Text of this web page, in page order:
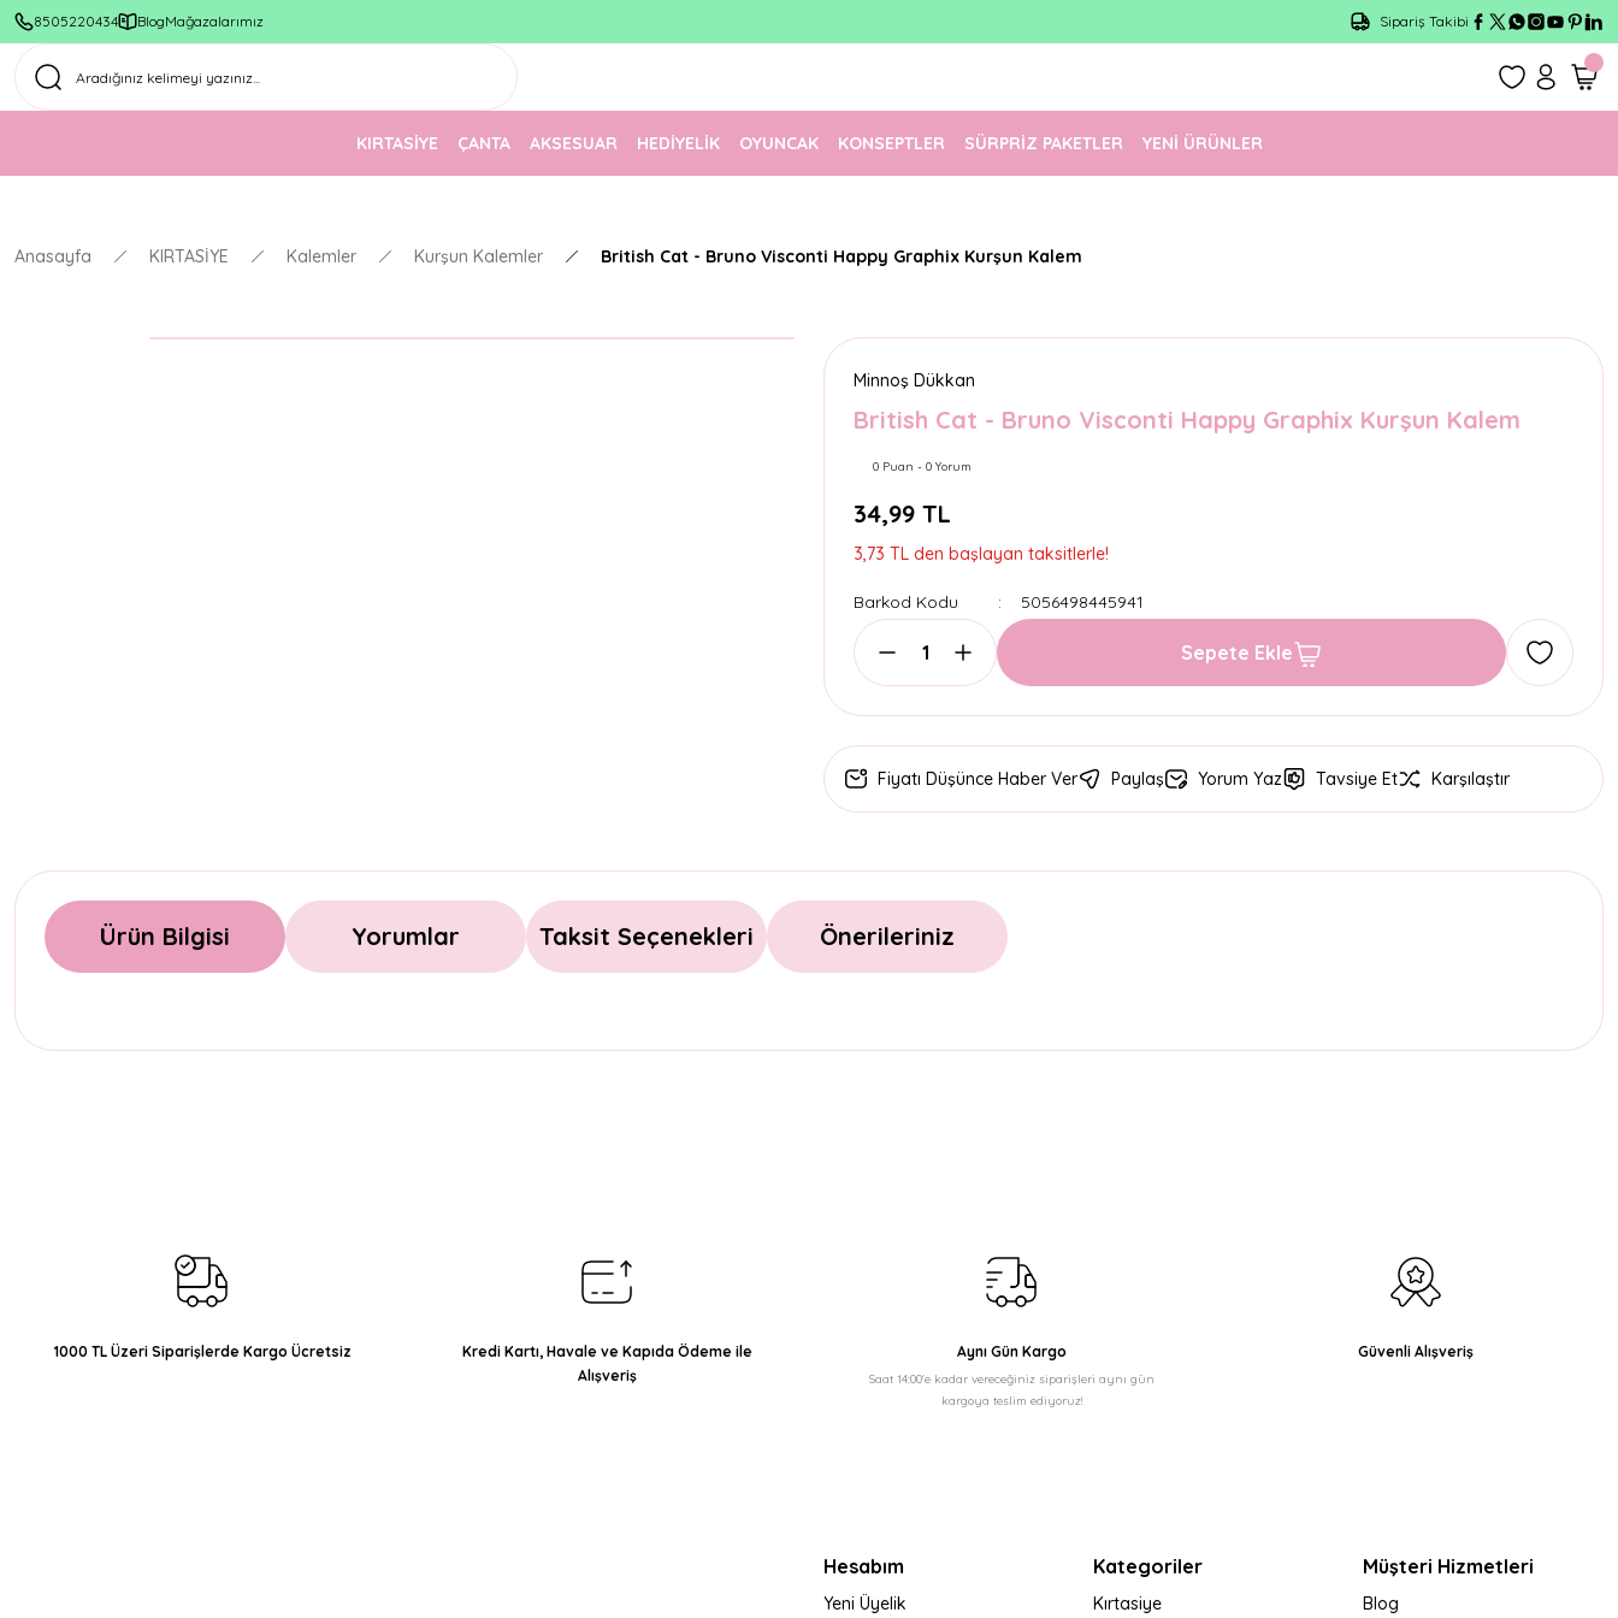
8505220434 BlogMağazalarımız
1500 TL Üzeri Ücretsiz Kargo
Sipariş Takibi
KIRTASİYE ÇANTA AKSESUAR HEDİYELİK OYUNCAK KONSEPTLER SÜRPRİZ PAKETLER YENİ ÜRÜNLER
Anasayfa KIRTASİYE Kalemler Kurşun Kalemler British Cat - Bruno Visconti Happy Graphix Kurşun Kalem
Minnoş Dükkan
British Cat - Bruno Visconti Happy Graphix Kurşun Kalem
0 Puan - 0 Yorum
34,99 TL
3,73 TL den başlayan taksitlerle!
Barkod Kodu 5056498445941
Sepete Ekle
Fiyatı Düşünce Haber Ver Paylaş Yorum Yaz Tavsiye Et Karşılaştır
Ürün Bilgisi Yorumlar Taksit Seçenekleri Önerileriniz
Ürün fiyatı diğer sitelerden daha pahalı.
Bu ürüne benzer farklı alternatifler olmalı.
1000 TL Üzeri Siparişlerde Kargo Ücretsiz
Kredi Kartı, Havale ve Kapıda Ödeme ile
Alışveriş
Aynı Gün Kargo
Saat 14:00'e kadar vereceğiniz siparişleri aynı gün
kargoya teslim ediyoruz!
Güvenli Alışveriş
Hesabım
Yeni Üyelik
Kategoriler
Kırtasiye
Müşteri Hizmetleri
Blog